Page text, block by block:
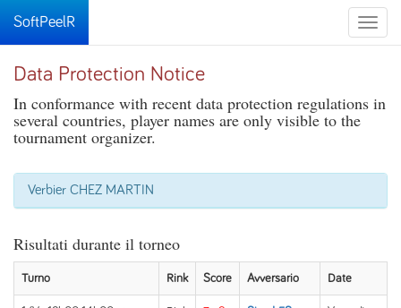
Toggle
SoftPeelR
Data Protection Notice
In conformance with recent data protection regulations in
several countries, player names are only visible to the
tournament organizer.
Verbier CHEZ MARTIN
Risultati durante il torneo
Turno Rink Score Avversario Date